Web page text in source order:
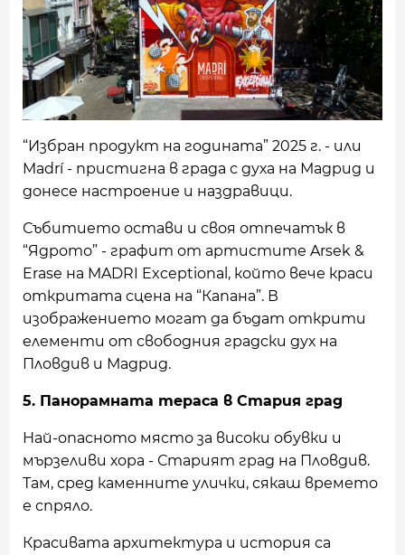
“Избран продукт на годината” 2025 г. - или
Madrí - пристигна в града с духа на Мадрид и
донесе настроение и наздравици.
Събитието остави и своя отпечатък в
“Ядрото” - графит от артистите Arsek &
Erase на MADRI Exceptional, който вече краси
откритата сцена на “Капана”. В
изображението могат да бъдат открити
елементи от свободния градски дух на
Пловдив и Мадрид.
5. Панорамната тераса в Стария град
Най-опасното място за високи обувки и
мързеливи хора - Старият град на Пловдив.
Там, сред каменните улички, сякаш времето
е спряло.
Красивата архитектура и история са